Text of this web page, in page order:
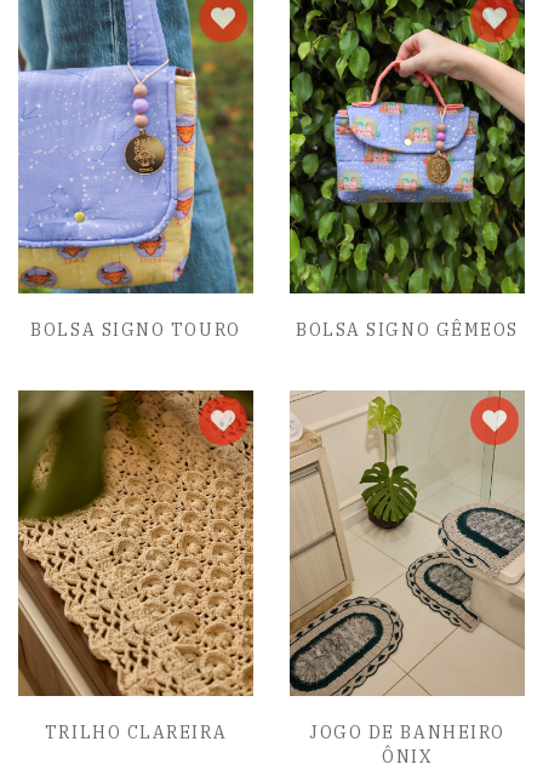
BOLSA SIGNO TOURO BOLSA SIGNO GÊMEOS
TRILHO CLAREIRA
JOGO DE BANHEIRO
ÔNIX